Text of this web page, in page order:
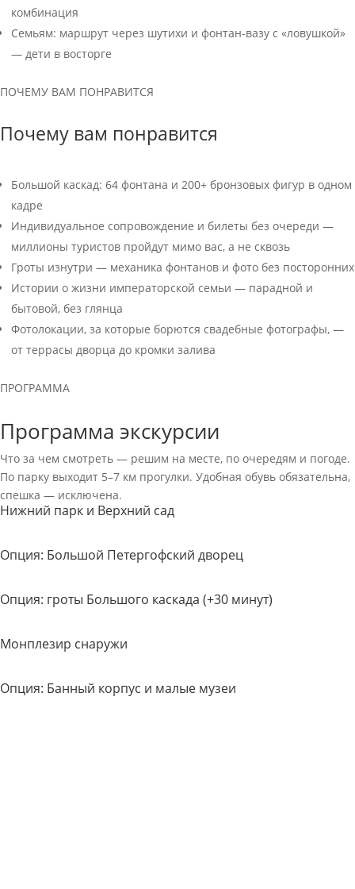
комбинация
Семьям: маршрут через шутихи и фонтан-вазу с «ловушкой»
— дети в восторге
ПОЧЕМУ ВАМ ПОНРАВИТСЯ
Почему вам понравится
Большой каскад: 64 фонтана и 200+ бронзовых фигур в одном
кадре
Индивидуальное сопровождение и билеты без очереди —
миллионы туристов пройдут мимо вас, а не сквозь
Гроты изнутри — механика фонтанов и фото без посторонних
Истории о жизни императорской семьи — парадной и
бытовой, без глянца
Фотолокации, за которые борются свадебные фотографы, —
от террасы дворца до кромки залива
ПРОГРАММА
Программа экскурсии
Что за чем смотреть — решим на месте, по очередям и погоде.
По парку выходит 5–7 км прогулки. Удобная обувь обязательна,
спешка — исключена.
Нижний парк и Верхний сад
Опция: Большой Петергофский дворец
Опция: гроты Большого каскада (+30 минут)
Монплезир снаружи
Опция: Банный корпус и малые музеи